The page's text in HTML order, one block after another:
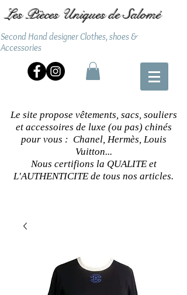
Les Pièces Uniques de Salomé
Second Hand designer Clothes, shoes &
Accessories
Le site propose vêtements, sacs, souliers
et accessoires de luxe (ou pas) chinés
pour vous : Chanel, Hermès, Louis
Vuitton...
Nous certifions la QUALITE et
L'AUTHENTICITE de tous nos articles.